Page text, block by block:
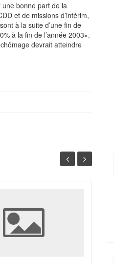
bonne part de la
et de missions d’intérim,
à la suite d’une fin de
à la fin de l’année 2003».
devrait atteindre